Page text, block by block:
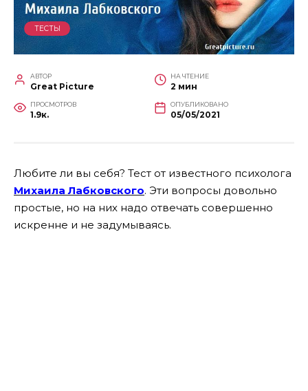
ТЕСТЫ
АВТОР
Great Picture
НА ЧТЕНИЕ
2 мин
ПРОСМОТРОВ
1.9к.
ОПУБЛИКОВАНО
05/05/2021
Любите ли вы себя? Тест от известного психолога
Михаила Лабковского. Эти вопросы довольно
простые, но на них надо отвечать совершенно
искренне и не задумываясь.